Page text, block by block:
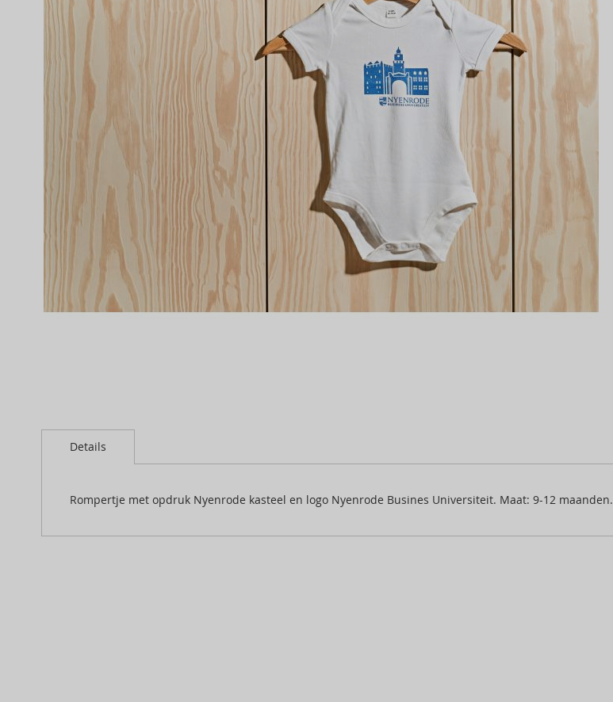
to
Details
Rompertje met opdruk Nyenrode kasteel en logo Nyenrode Busines Universiteit. Maat: 9-12 maanden.